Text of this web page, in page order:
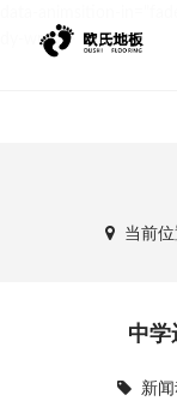
dy-wrap">
当前位
中学
新